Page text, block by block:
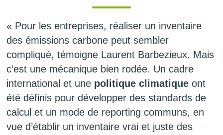
« Pour les entreprises, réaliser un inventaire
des émissions carbone peut sembler
compliqué, témoigne Laurent Barbezieux. Mais
c’est une mécanique bien rodée. Un cadre
international et une politique climatique ont
été définis pour développer des standards de
calcul et un mode de reporting communs, en
vue d’établir un inventaire vrai et juste des